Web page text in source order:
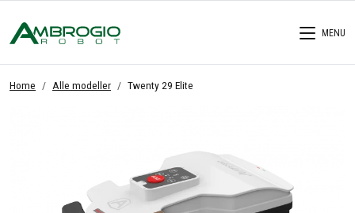
MENU
Home Alle modeller Twenty 29 Elite